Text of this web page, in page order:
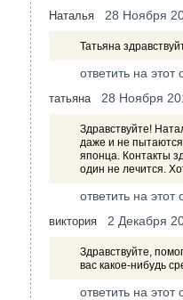
Наталья 28 Ноября
Татьяна
ответить на этот
татьяна 28 Ноября
Здравствуйте!
даже и не пытаются
японца. Контакты
один не лечится.
ответить на этот
виктория 2 Декабря
Здравствуйте,
вас какое-нибудь
ответить на этот